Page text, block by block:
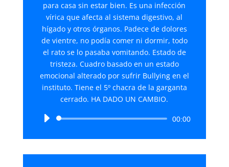
para casa sin estar bien. Es una infección
vírica que afecta al sistema digestivo, al
hígado y otros órganos. Padece de dolores
de vientre, no podía comer ni dormir, todo
el rato se lo pasaba vomitando. Estado de
tristeza. Cuadro basado en un estado
emocional alterado por sufrir Bullying en el
instituto. Tiene el 5º chacra de la garganta
cerrado. HA DADO UN CAMBIO.
Reproductor
audio
00:00